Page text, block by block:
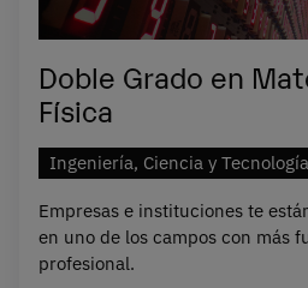
Doble Grado en
Física
Ingeniería, Ciencia y Tecnología
Empresas e instituciones te
en uno de los campos con más
profesional.